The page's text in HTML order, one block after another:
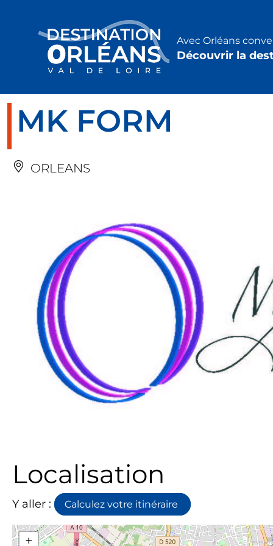
Avec Orléans
Découvrir la
MK FORM
ORLEANS
Localisation
Y aller : Calculez votre itinéraire
+